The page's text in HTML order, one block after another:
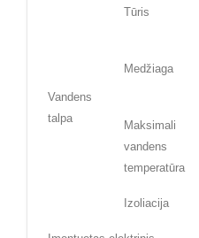
Vandens
talpa
Tūris
Medžiaga
Maksimali
vandens
temperatūra
Izoliacija